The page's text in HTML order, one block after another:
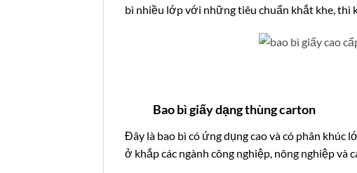
bì nhiều lớp với những tiêu chuẩn khắt khe, thì
Bao bì giấy dạng thùng carton
Đây là bao bì có ứng dụng cao và có phân khúc
ở khắp các ngành công nghiệp, nông nghiệp và